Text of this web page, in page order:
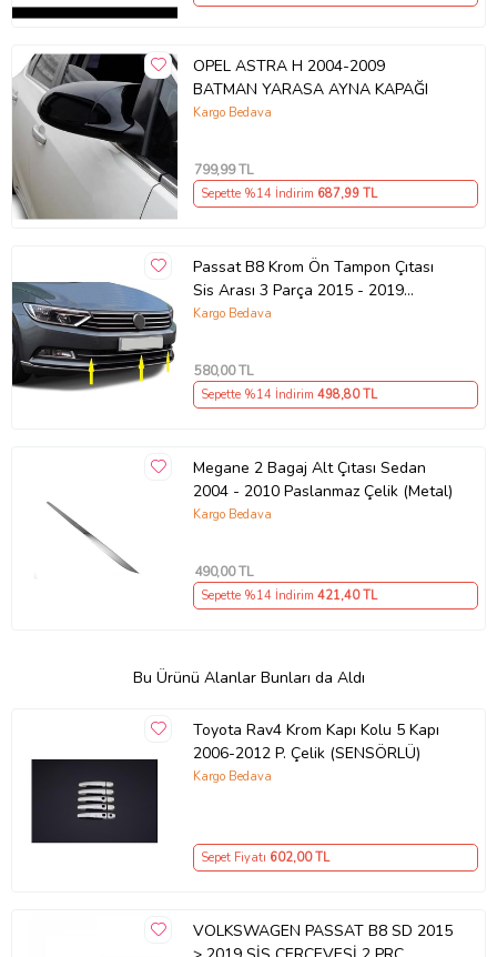
OPEL ASTRA H 2004-2009
BATMAN YARASA AYNA KAPAĞI
Kargo Bedava
799,99 TL
Sepette %14 İndirim 687,99 TL
Passat B8 Krom Ön Tampon Çıtası
Sis Arası 3 Parça 2015 - 2019
Paslanmaz Çelik
Kargo Bedava
580,00 TL
Sepette %14 İndirim 498,80 TL
Megane 2 Bagaj Alt Çıtası Sedan
2004 - 2010 Paslanmaz Çelik (Metal)
Kargo Bedava
490,00 TL
Sepette %14 İndirim 421,40 TL
Bu Ürünü Alanlar Bunları da Aldı
Toyota Rav4 Krom Kapı Kolu 5 Kapı
2006-2012 P. Çelik (SENSÖRLÜ)
Kargo Bedava
Sepet Fiyatı 602,00 TL
VOLKSWAGEN PASSAT B8 SD 2015